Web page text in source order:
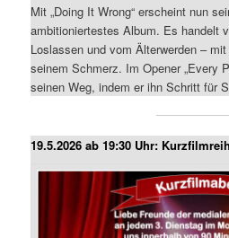
Mit „Doing It Wrong“ erscheint nun
ambitioniertestes Album. Es handelt
Loslassen und vom Älterwerden –
seinem Schmerz. Im Opener „Every
seinen Weg, indem er ihn Schritt für
19.5.2026 ab 19:30 Uhr: